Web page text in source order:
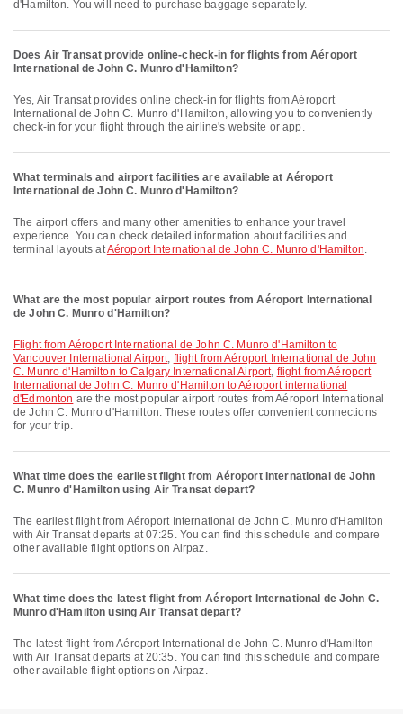
d'Hamilton. You will need to purchase baggage separately.
Does Air Transat provide online-check-in for flights from Aéroport
International de John C. Munro d'Hamilton?
Yes, Air Transat provides online check-in for flights from Aéroport
International de John C. Munro d'Hamilton, allowing you to conveniently
check-in for your flight through the airline's website or app.
What terminals and airport facilities are available at Aéroport
International de John C. Munro d'Hamilton?
The airport offers and many other amenities to enhance your travel
experience. You can check detailed information about facilities and
terminal layouts atAéroport International de John C. Munro d'Hamilton.
What are the most popular airport routes from Aéroport International
de John C. Munro d'Hamilton?
flight from Aéroport International de John C. Munro d'Hamilton to
Vancouver International Airport, flight from Aéroport International de John
C. Munro d'Hamilton to Calgary International Airport, flight from Aéroport
International de John C. Munro d'Hamilton to Aéroport international
d'Edmonton are the most popular airport routes from Aéroport International
de John C. Munro d'Hamilton. These routes offer convenient connections
for your trip.
What time does the earliest flight from Aéroport International de John
C. Munro d'Hamilton using Air Transat depart?
The earliest flight from Aéroport International de John C. Munro d'Hamilton
with Air Transat departs at 07:25. You can find this schedule and compare
other available flight options on Airpaz.
What time does the latest flight from Aéroport International de John C.
Munro d'Hamilton using Air Transat depart?
The latest flight from Aéroport International de John C. Munro d'Hamilton
with Air Transat departs at 20:35. You can find this schedule and compare
other available flight options on Airpaz.